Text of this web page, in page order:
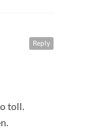
Reply
toll.